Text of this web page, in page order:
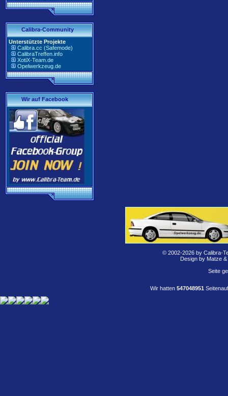
Calibra-Community
Unterstützte Projekte
Calibra.cc (Safemode)
CalibraTreffen.info
XotiX-Team.de
Opelwerkzeug.de
Wir auf Facebook
© 2002-2026 by Calibra-
Design by Matze
Seite
Wir hatten 547048951